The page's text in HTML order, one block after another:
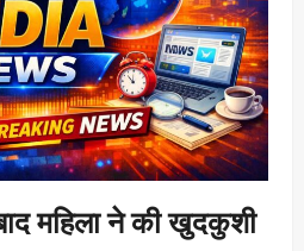
महिला ने की खुदकुशी